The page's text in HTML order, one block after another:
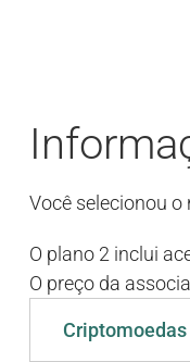
Você selecionou
O plano 2 inclui
O preço da
Criptomoedas